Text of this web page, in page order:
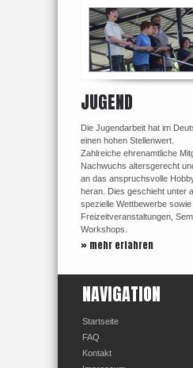
JUGEND
Die Jugendarbeit hat im
einen hohen Stellenwert.
Zahlreiche ehrenamtliche
Nachwuchs altersgerecht
an das anspruchsvolle
heran. Dies geschieht unter
spezielle Wettbewerbe
Freizeitveranstaltungen,
Workshops.
» mehr erfahren
NAVIGATION
Startseite
FAQ
Kontakt